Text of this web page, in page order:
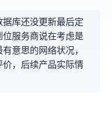
据库还没更新(最后定
到位(服务商说在考虑是
有意思的网络状况，
价，后续产品实际情